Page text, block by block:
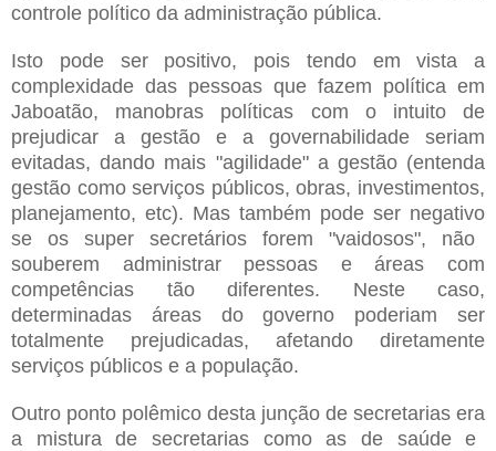
controle político da administração pública.
Isto pode ser positivo, pois tendo em vista a
complexidade das pessoas que fazem política em
Jaboatão, manobras políticas com o intuito de
prejudicar a gestão e a governabilidade seriam
evitadas, dando mais "agilidade" a gestão (entenda
gestão como serviços públicos, obras, investimentos,
planejamento, etc). Mas também pode ser negativo
se os super secretários forem "vaidosos", não
souberem administrar pessoas e áreas com
competências tão diferentes. Neste caso,
determinadas áreas do governo poderiam ser
totalmente prejudicadas, afetando diretamente
serviços públicos e a população.
Outro ponto polêmico desta junção de secretarias era
a mistura de secretarias como as de saúde e